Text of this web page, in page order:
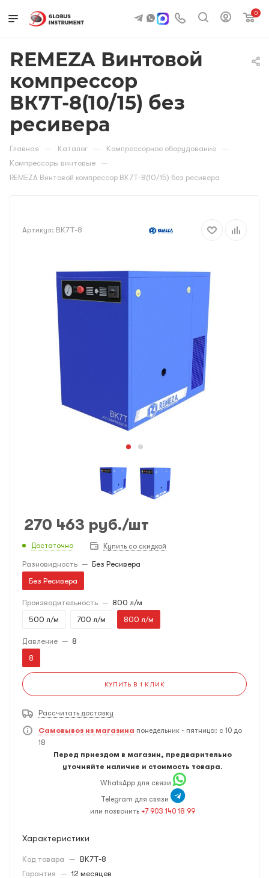
0
REMEZA Винтовой
компрессор
ВК7Т-8(10/15) без
ресивера
Главная — Каталог — Компрессорное оборудование —
Компрессоры винтовые —
REMEZA Винтовой компрессор ВК7Т-8(10/15) без ресивера
Артикул: ВК7Т-8
270 463 руб./шт
Достаточно Купить со скидкой
Разновидность — Без Ресивера
Без Ресивера
Производительность — 800 л/м
500 л/м
700 л/м 800 л/м
Давление — 8
8
КУПИТЬ В 1 КЛИК
Рассчитать доставку
Самовывоз из магазина понедельник - пятница: с 10 до
18
Перед приездом в магазин, предварительно
уточняйте наличие и стоимость товара.
WhatsApp для связи
Telegram для связи
или позвонить +7 903 140 18 99
Характеристики
Код товара — ВК7Т-8
Гарантия — 12 месяцев